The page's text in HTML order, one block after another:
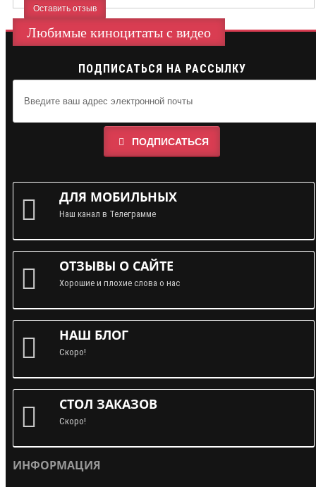
Оставить отзыв
Любимые киноцитаты с видео
ПОДПИСАТЬСЯ НА РАССЫЛКУ
ПОДПИСАТЬСЯ
ДЛЯ МОБИЛЬНЫХ
Наш канал в Телеграмме
ОТЗЫВЫ О САЙТЕ
Хорошие и плохие слова о нас
НАШ БЛОГ
Скоро!
СТОЛ ЗАКАЗОВ
Скоро!
ИНФОРМАЦИЯ